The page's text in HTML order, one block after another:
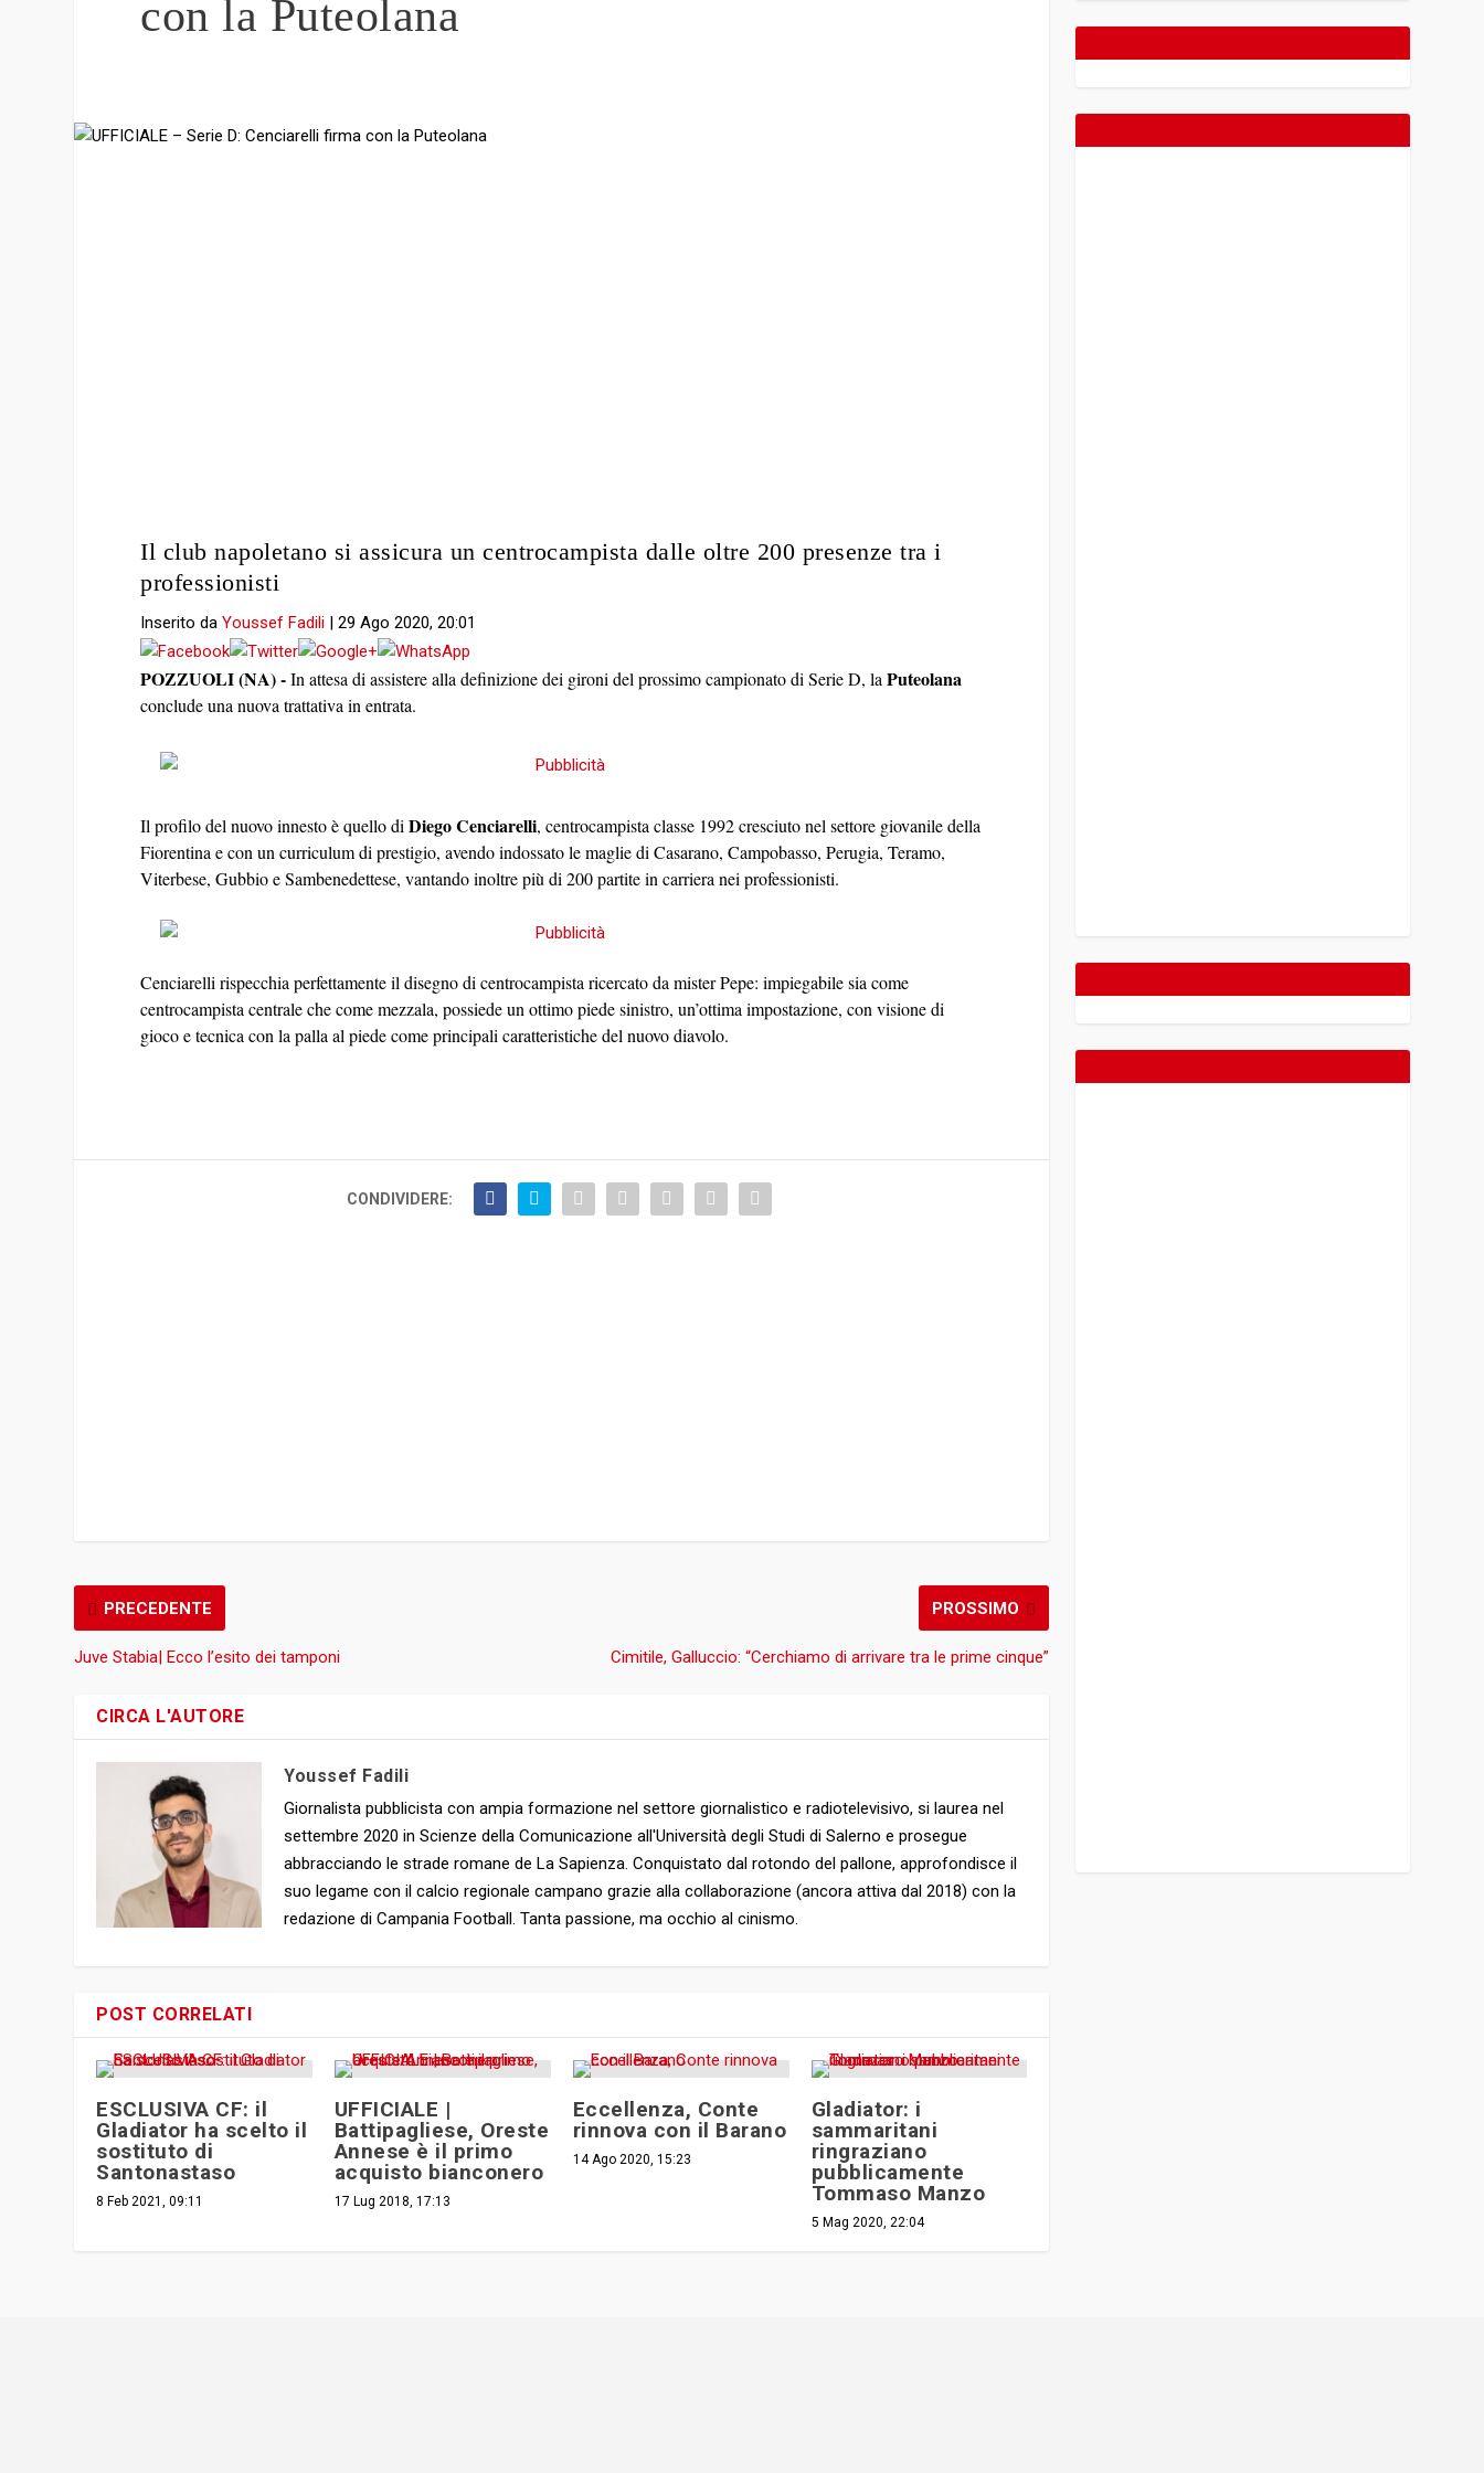
con la Puteolana
Il club napoletano si assicura un centrocampista dalle oltre 200 presenze tra i
professionisti
Inserito daYoussef Fadili |29 Ago 2020, 20:01
POZZUOLI (NA) -In attesa di assistere alla definizione dei gironi del prossimo campionato di Serie D, laPuteolana
conclude una nuova trattativa in entrata.
Il profilo del nuovo innesto è quello diDiego Cenciarelli, centrocampista classe 1992 cresciuto nel settore giovanile della
Fiorentina e con un curriculum di prestigio, avendo indossato le maglie di Casarano, Campobasso, Perugia, Teramo,
Viterbese, Gubbio e Sambenedettese, vantando inoltre più di 200 partite in carriera nei professionisti.
Cenciarelli rispecchia perfettamente il disegno di centrocampista ricercato da mister Pepe: impiegabile sia come
centrocampista centrale che come mezzala, possiede un ottimo piede sinistro, un’ottima impostazione, con visione di
gioco e tecnica con la palla al piede come principali caratteristiche del nuovo diavolo.
CONDIVIDERE:
PRECEDENTE
Juve Stabia| Ecco l’esito dei tamponi
PROSSIMO
Cimitile, Galluccio: “Cerchiamo di arrivare tra le prime cinque”
CIRCA L'AUTORE
Youssef Fadili
Giornalista pubblicista con ampia formazione nel settore giornalistico e radiotelevisivo, si laurea nel
settembre 2020 in Scienze della Comunicazione all'Università degli Studi di Salerno e prosegue
abbracciando le strade romane de La Sapienza. Conquistato dal rotondo del pallone, approfondisce il
suo legame con il calcio regionale campano grazie alla collaborazione (ancora attiva dal 2018) con la
redazione di Campania Football. Tanta passione, ma occhio al cinismo.
POST CORRELATI
ESCLUSIVA CF: il
Gladiator ha scelto il
sostituto di
Santonastaso
8 Feb 2021, 09:11
UFFICIALE |
Battipagliese, Oreste
Annese è il primo
acquisto bianconero
17 Lug 2018, 17:13
Eccellenza, Conte
rinnova con il Barano
14 Ago 2020, 15:23
Gladiator: i
sammaritani
ringraziano
pubblicamente
Tommaso Manzo
5 Mag 2020, 22:04